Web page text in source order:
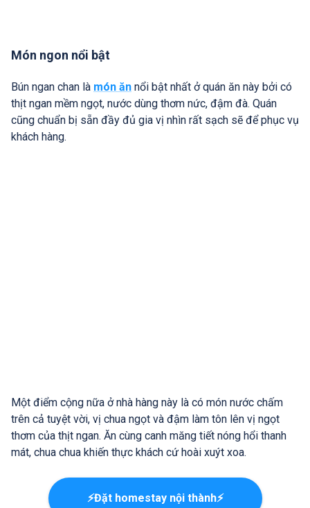
Món ngon nổi bật
Bún ngan chan là món ăn nổi bật nhất ở quán ăn này bởi có
thịt ngan mềm ngọt, nước dùng thơm nức, đậm đà. Quán
cũng chuẩn bị sẵn đầy đủ gia vị nhìn rất sạch sẽ để phục vụ
khách hàng.
Một điểm cộng nữa ở nhà hàng này là có món nước chấm
trên cả tuyệt vời, vị chua ngọt và đậm làm tôn lên vị ngọt
thơm của thịt ngan. Ăn cùng canh măng tiết nóng hổi thanh
mát, chua chua khiến thực khách cứ hoài xuýt xoa.
⚡Đặt homestay nội thành⚡